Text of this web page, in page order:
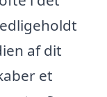
af dit
et